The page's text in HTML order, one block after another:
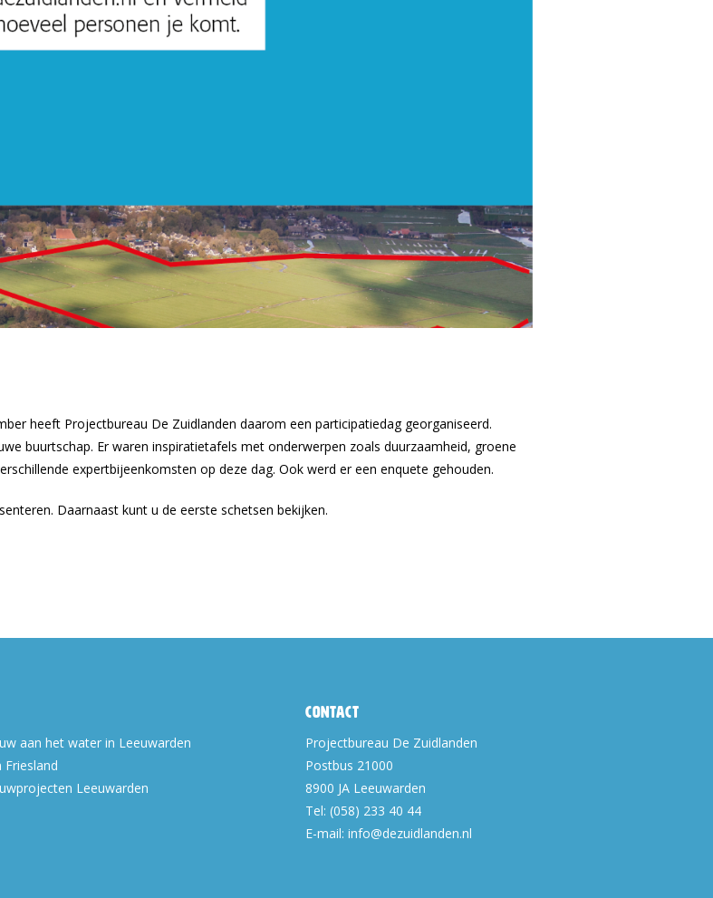
heeft Projectbureau De Zuidlanden daarom een participatiedag georganiseerd.
buurtschap. Er waren inspiratietafels met onderwerpen zoals duurzaamheid, groene
expertbijeenkomsten op deze dag. Ook werd er een enquete gehouden.
Daarnaast kunt u de eerste schetsen bekijken.
aan het water in Leeuwarden
Friesland
Leeuwarden
Contact
Projectbureau De Zuidlanden
Postbus 21000
8900 JA Leeuwarden
Tel: (058) 233 40 44
E-mail: info@dezuidlanden.nl